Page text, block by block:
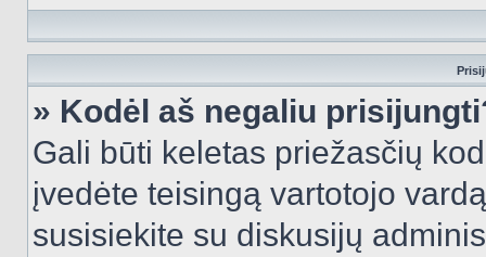
» Kodėl aš negaliu
Gali būti keletas priežasčių
įvedėte teisingą vartotojo
susisiekite su diskusijų